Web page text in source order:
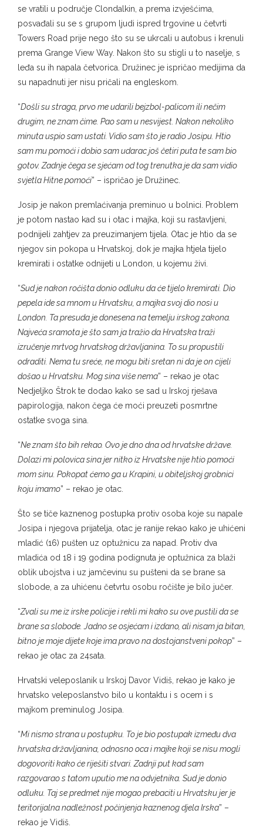
se vratili u područje Clondalkin, a prema izvješćima,
posvađali su se s grupom ljudi ispred trgovine u četvrti
Towers Road prije nego što su se ukrcali u autobus i krenuli
prema Grange View Way. Nakon što su stigli u to naselje, s
leđa su ih napala četvorica. Družinec je ispričao medijima da
su napadnuti jer nisu pričali na engleskom.
“Došli su straga, prvo me udarili bejzbol-palicom ili nečim
drugim, ne znam čime. Pao sam u nesvijest. Nakon nekoliko
minuta uspio sam ustati. Vidio sam što je radio Josipu. Htio
sam mu pomoći i dobio sam udarac još četiri puta te sam bio
gotov. Zadnje čega se sjećam od tog trenutka je da sam vidio
svjetla Hitne pomoći” – ispričao je Družinec.
Josip je nakon premlaćivanja preminuo u bolnici. Problem
je potom nastao kad su i otac i majka, koji su rastavljeni,
podnijeli zahtjev za preuzimanjem tijela. Otac je htio da se
njegov sin pokopa u Hrvatskoj, dok je majka htjela tijelo
kremirati i ostatke odnijeti u London, u kojemu živi.
“Sud je nakon ročišta donio odluku da će tijelo kremirati. Dio
pepela ide sa mnom u Hrvatsku, a majka svoj dio nosi u
London. Ta presuda je donesena na temelju irskog zakona.
Najveća sramota je što sam ja tražio da Hrvatska traži
izručenje mrtvog hrvatskog državljanina. To su propustili
odraditi. Nema tu sreće, ne mogu biti sretan ni da je on cijeli
došao u Hrvatsku. Mog sina više nema” – rekao je otac
Nedjeljko Štrok te dodao kako se sad u Irskoj rješava
papirologija, nakon čega će moći preuzeti posmrtne
ostatke svoga sina.
“Ne znam što bih rekao. Ovo je dno dna od hrvatske države.
Dolazi mi polovica sina jer nitko iz Hrvatske nije htio pomoći
mom sinu. Pokopat ćemo ga u Krapini, u obiteljskoj grobnici
koju imamo” – rekao je otac.
Što se tiče kaznenog postupka protiv osoba koje su napale
Josipa i njegova prijatelja, otac je ranije rekao kako je uhićeni
mladić (16) pušten uz optužnicu za napad. Protiv dva
mladića od 18 i 19 godina podignuta je optužnica za blaži
oblik ubojstva i uz jamčevinu su pušteni da se brane sa
slobode, a za uhićenu četvrtu osobu ročište je bilo jučer.
“Zvali su me iz irske policije i rekli mi kako su ove pustili da se
brane sa slobode. Jadno se osjećam i izdano, ali nisam ja bitan,
bitno je moje dijete koje ima pravo na dostojanstveni pokop” –
rekao je otac za 24sata.
Hrvatski veleposlanik u Irskoj Davor Vidiš, rekao je kako je
hrvatsko veleposlanstvo bilo u kontaktu i s ocem i s
majkom preminulog Josipa.
“Mi nismo strana u postupku. To je bio postupak između dva
hrvatska državljanina, odnosno oca i majke koji se nisu mogli
dogovoriti kako će riješiti stvari. Zadnji put kad sam
razgovarao s tatom uputio me na odvjetnika. Sud je donio
odluku. Taj se predmet nije mogao prebaciti u Hrvatsku jer je
teritorijalna nadležnost počinjenja kaznenog djela Irska” –
rekao je Vidiš.